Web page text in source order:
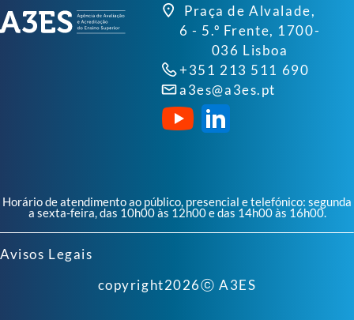
Praça de Alvalade,
6 - 5.º Frente, 1700-
036 Lisboa
+351 213 511 690
a3es@a3es.pt
Horário de atendimento ao público, presencial e telefónico: segunda
a sexta-feira, das 10h00 às 12h00 e das 14h00 às 16h00.
Avisos Legais
copyright2026ⓒ A3ES